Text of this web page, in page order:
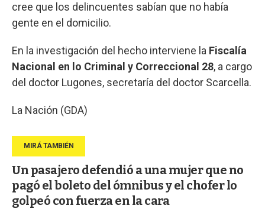
cree que los delincuentes sabían que no había
gente en el domicilio.
En la investigación del hecho interviene la Fiscalía
Nacional en lo Criminal y Correccional 28, a cargo
del doctor Lugones, secretaría del doctor Scarcella.
La Nación (GDA)
Un pasajero defendió a una mujer que no
pagó el boleto del ómnibus y el chofer lo
golpeó con fuerza en la cara